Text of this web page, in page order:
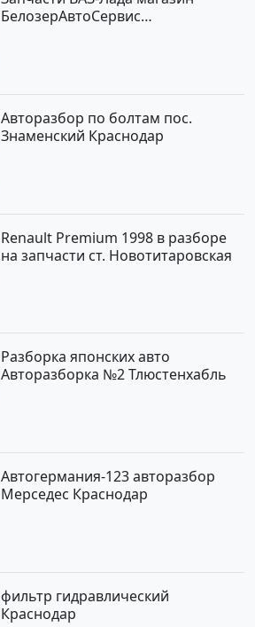
БелозерАвтоСервис
Авторазбор по болтам пос.
Знаменский Краснодар
Renault Premium 1998 в разборе
на запчасти ст. Новотитаровская
Разборка японских авто
Авторазборка №2 Тлюстенхабль
Автогермания-123 авторазбор
Мерседес Краснодар
фильтр гидравлический
Краснодар